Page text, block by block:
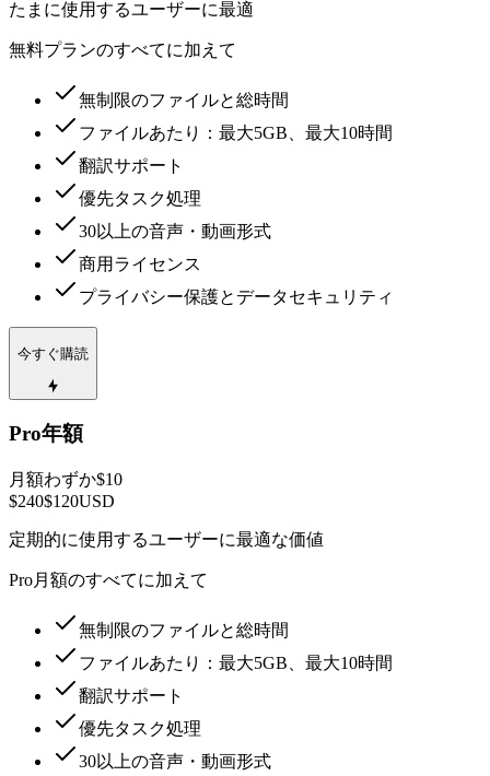
たまに使用するユーザーに最適
無料プランのすべてに加えて
無制限のファイルと総時間
ファイルあたり：最大5GB、最大10時間
翻訳サポート
優先タスク処理
30以上の音声・動画形式
商用ライセンス
プライバシー保護とデータセキュリティ
今すぐ購読
Pro年額
月額わずか$10
$240$120USD
定期的に使用するユーザーに最適な価値
Pro月額のすべてに加えて
無制限のファイルと総時間
ファイルあたり：最大5GB、最大10時間
翻訳サポート
優先タスク処理
30以上の音声・動画形式